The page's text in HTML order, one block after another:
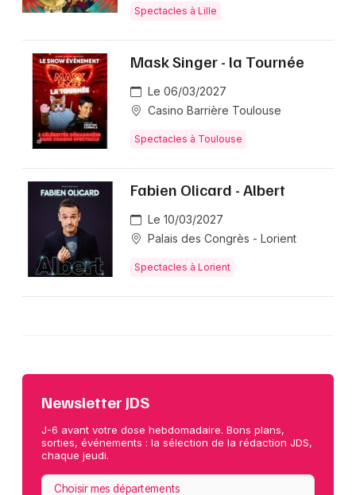
Spectacles à Lille
Mask Singer - la Tournée
Le 06/03/2027
Casino Barrière Toulouse
Spectacles à Toulouse
Fabien Olicard - Albert
Le 10/03/2027
Palais des Congrès - Lorient
Spectacles à Lorient
Newsletter JDS
J-6 avant votre dose hebdomadaire. Bons plans,
sorties, événements : la sélection de la rédaction JDS,
chaque jeudi.
Choisir mes départements